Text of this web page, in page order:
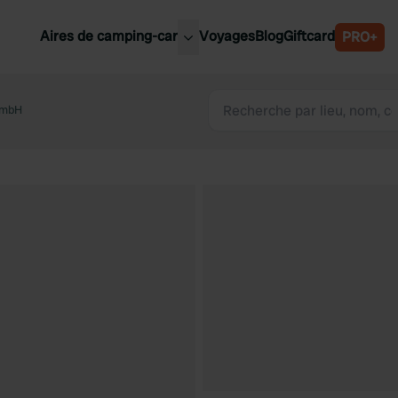
Aires de camping-car
Slovénie
VoyagesBlogGiftcard PRO+